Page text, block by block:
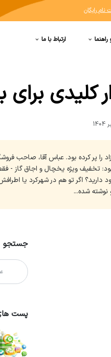
نام رایگان
ارتباط با ما
کلیدی برای
پر کرده بود. عباس آقا، صاحب
تخفیف ویژه یخچال و اجاق گاز -
دارید؟ اگر تو هم در شهرکرد یا
نوشته شده...
جستجو
پست